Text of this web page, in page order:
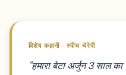
विशेष कहानी · स्पीच थेरेपी
"हमारा बेटा अर्जुन 3 साल